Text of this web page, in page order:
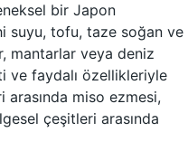
bir Japon
suyu, tofu, taze soğan ve
mantarlar veya deniz
ve faydalı özellikleriyle
miso ezmesi,
çeşitleri arasında